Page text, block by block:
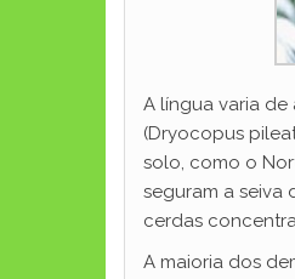
A língua varia
(Dryocopus
solo, como o
seguram a seiva
cerdas
A maioria dos